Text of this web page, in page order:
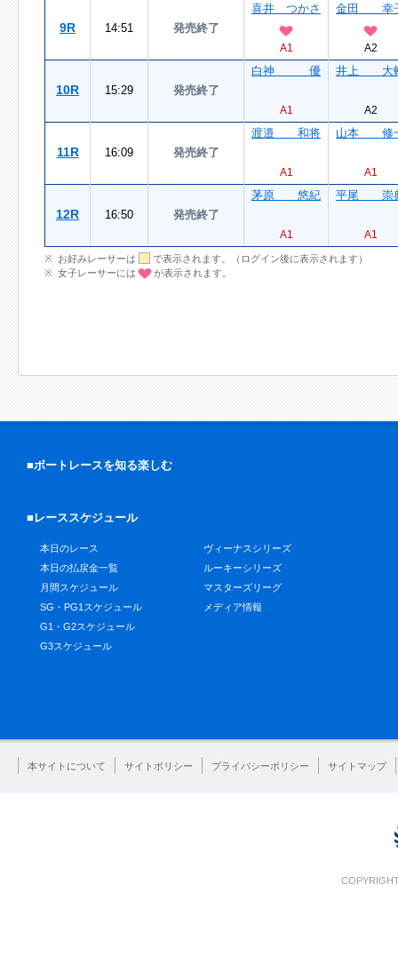
9R 14:51 発売終了
喜井 つかさ
A1
金田 幸
A2
10R 15:29 発売終了
白神 優
A1
井上 大
A2
11R 16:09 発売終了
渡邉 和将
A1
山本 修
A1
12R 16:50 発売終了
茅原 悠紀
A1
平尾 崇
A1
お好みレーサーは
で表示されます。（ログイン後に表示されます）
女子レーサーには
が表示されます。
■ボートレースを知る楽しむ
■レーススケジュール
本日のレース
本日の払戻金一覧
月間スケジュール
SG・PG1スケジュール
G1・G2スケジュール
G3スケジュール
ヴィーナスシリーズ
ルーキーシリーズ
マスターズリーグ
メディア情報
本サイトについて サイトポリシー プライバシーポリシー サイトマップ